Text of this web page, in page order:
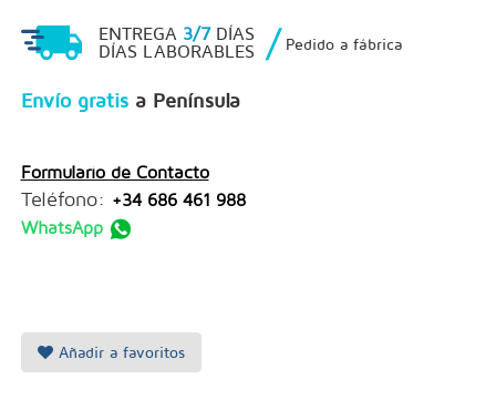
ENTREGA 3/7DÍAS
DÍAS LABORABLES
/ Pedido a fábrica
Envío gratis a Península
Formulario de Contacto
Teléfono: +34 686 461 988
WhatsApp
Añadir a favoritos